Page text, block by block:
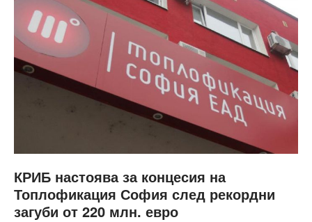
КРИБ настоява за концесия на
Топлофикация София след рекордни
загуби от 220 млн. евро